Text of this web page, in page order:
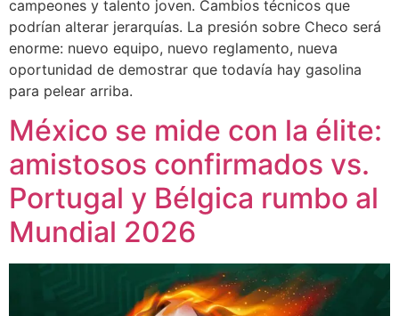
campeones y talento joven. Cambios técnicos que
podrían alterar jerarquías. La presión sobre Checo será
enorme: nuevo equipo, nuevo reglamento, nueva
oportunidad de demostrar que todavía hay gasolina
para pelear arriba.
México se mide con la élite:
amistosos confirmados vs.
Portugal y Bélgica rumbo al
Mundial 2026